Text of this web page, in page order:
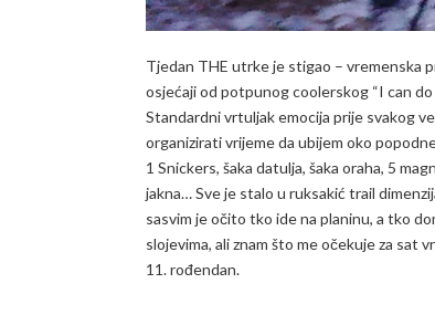
Tjedan THE utrke je stigao – vremenska
osjećaji od potpunog coolerskog “I can
Standardni vrtuljak emocija prije svakog
organizirati vrijeme da ubijem oko
1 Snickers, šaka datulja, šaka oraha, 5
jakna… Sve je stalo u ruksakić trail
sasvim je očito tko ide na planinu, a tko
slojevima, ali znam što me očekuje za sat
11. rođendan.